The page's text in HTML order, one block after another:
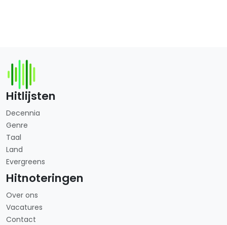
Hitlijsten
Decennia
Genre
Taal
Land
Evergreens
Hitnoteringen
Over ons
Vacatures
Contact